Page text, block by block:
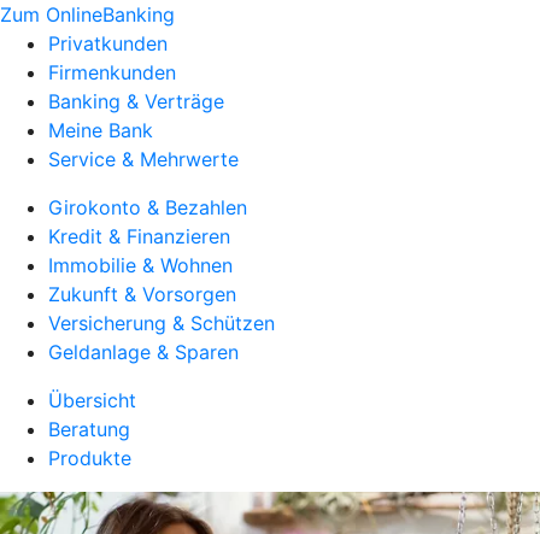
Zum OnlineBanking
Privatkunden
Firmenkunden
Banking & Verträge
Meine Bank
Service & Mehrwerte
Girokonto & Bezahlen
Kredit & Finanzieren
Immobilie & Wohnen
Zukunft & Vorsorgen
Versicherung & Schützen
Geldanlage & Sparen
Übersicht
Beratung
Produkte